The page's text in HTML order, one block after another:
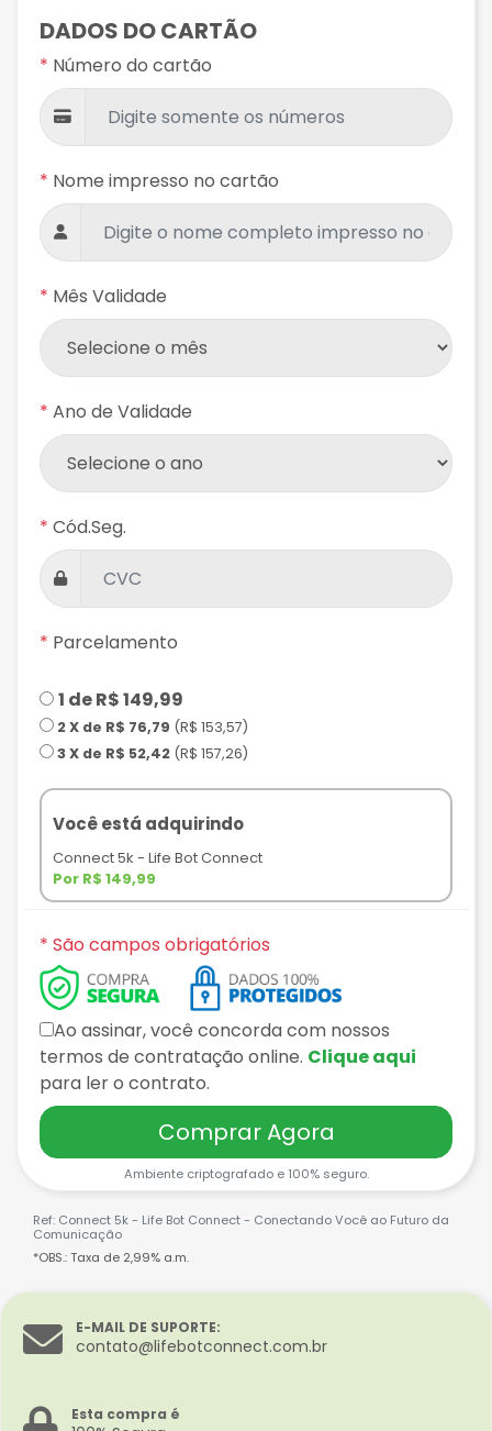
DADOS DO CARTÃO
* Número do cartão
* Nome impresso no cartão
* Mês Validade
* Ano de Validade
* Cód.Seg.
* Parcelamento
1 de R$ 149,99
2 X de R$ 76,79 (R$ 153,57)
3 X de R$ 52,42 (R$ 157,26)
Você está adquirindo
Connect 5k - Life Bot Connect
Por R$ 149,99
* São campos obrigatórios
Ao assinar, você concorda com nossos
termos de contratação online. Clique aqui
para ler o contrato.
Comprar Agora
Ambiente criptografado e 100% seguro.
Ref: Connect 5k - Life Bot Connect - Conectando Você ao Futuro da
Comunicação
*OBS.: Taxa de 2,99% a.m.
E-MAIL DE SUPORTE:
contato@lifebotconnect.com.br
Esta compra é